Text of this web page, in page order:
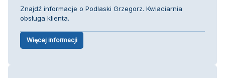
Znajdź informacje o Podlaski Grzegorz. Kwiaciarnia
obsługa klienta.
Więcej informacji